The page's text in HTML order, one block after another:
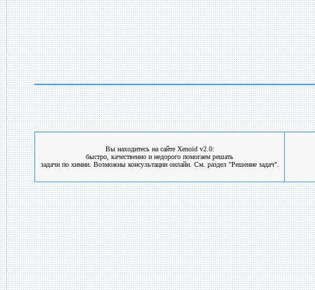
Вы находитесь на сайте Xenoid v2.0:
быстро, качественно и недорого помогаем решать
задачи по химии. Возможны консультации онлайн. См. раздел "Решение задач".